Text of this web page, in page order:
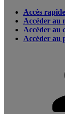
Accès
Accéder au
Accéder au
Accéder au